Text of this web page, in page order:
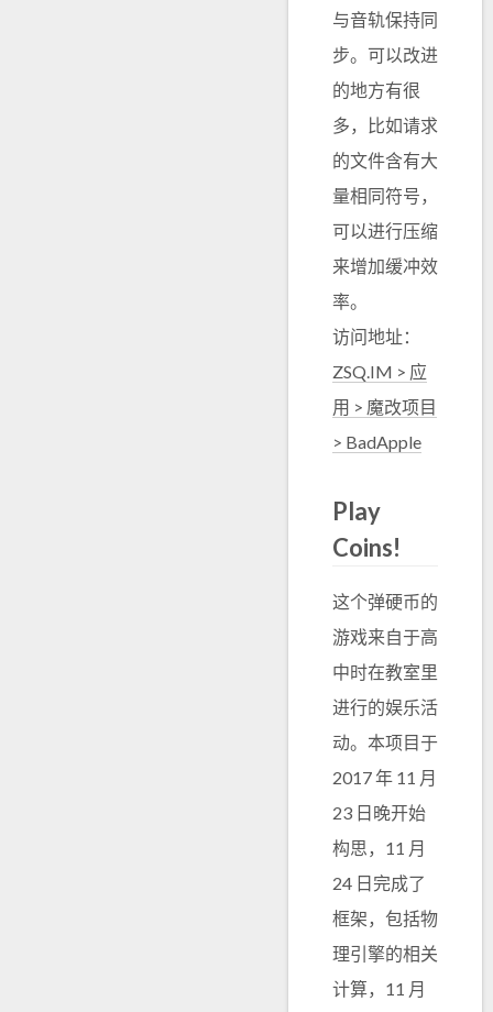
与音轨保持同
步。可以改进
的地方有很
多，比如请求
的文件含有大
量相同符号，
可以进行压缩
来增加缓冲效
率。
访问地址：
ZSQ.IM > 应
用 > 魔改项目
> BadApple
Play
Coins!
这个弹硬币的
游戏来自于高
中时在教室里
进行的娱乐活
动。本项目于
2017 年 11 月
23 日晚开始
构思，11 月
24 日完成了
框架，包括物
理引擎的相关
计算，11 月